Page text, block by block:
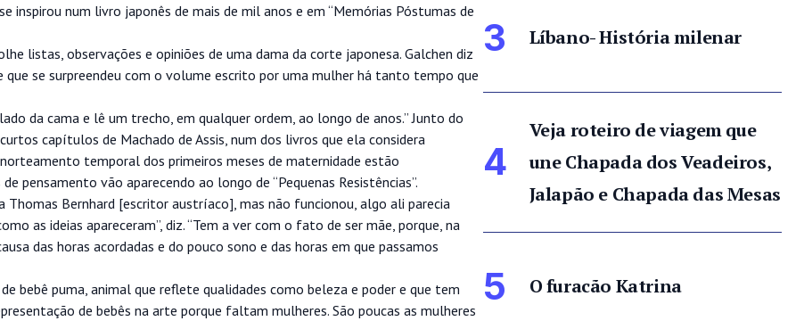
inspirou num livro japonês de mais de mil anos e em “Memórias Póstumas de
listas, observações e opiniões de uma dama da corte japonesa. Galchen diz
se surpreendeu com o volume escrito por uma mulher há tanto tempo que
da cama e lê um trecho, em qualquer ordem, ao longo de anos.” Junto do
capítulos de Machado de Assis, num dos livros que ela considera
temporal dos primeiros meses de maternidade estão
pensamento vão aparecendo ao longo de “Pequenas Resistências”.
Thomas Bernhard [escritor austríaco], mas não funcionou, algo ali parecia
as ideias apareceram”, diz. “Tem a ver com o fato de ser mãe, porque, na
das horas acordadas e do pouco sono e das horas em que passamos
bebê puma, animal que reflete qualidades como beleza e poder e que tem
de bebês na arte porque faltam mulheres. São poucas as mulheres
3 Líbano- História milenar
4
Veja roteiro de viagem que
une Chapada dos Veadeiros,
Jalapão e Chapada das Mesas
5 O furacão Katrina